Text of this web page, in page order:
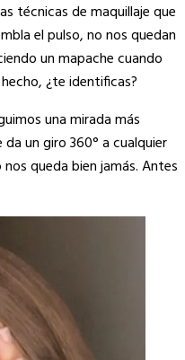
técnicas de maquillaje que
el pulso, no nos quedan
un mapache cuando
¿te identificas?
una mirada más
un giro 360° a cualquier
queda bien jamás. Antes